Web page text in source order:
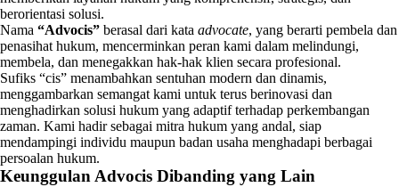
berorientasi solusi.
Nama “Advocis” berasal dari kata advocate, yang berarti pembela dan
penasihat hukum, mencerminkan peran kami dalam melindungi,
membela, dan menegakkan hak-hak klien secara profesional.
Sufiks “cis” menambahkan sentuhan modern dan dinamis,
menggambarkan semangat kami untuk terus berinovasi dan
menghadirkan solusi hukum yang adaptif terhadap perkembangan
zaman. Kami hadir sebagai mitra hukum yang andal, siap
mendampingi individu maupun badan usaha menghadapi berbagai
persoalan hukum.
Keunggulan Advocis Dibanding yang Lain